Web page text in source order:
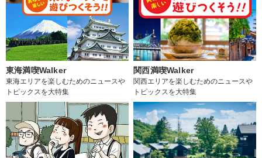
東海満喫Walker
東海エリアを楽しむためのニュースや
トピックスを大特集
関西満喫Walker
関西エリアを楽しむためのニュースや
トピックスを大特集